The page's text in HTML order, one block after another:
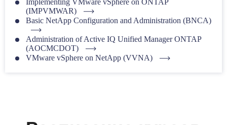
Implementing VMware vSphere on ONTAP
(IMPVMWAR)
Basic NetApp Configuration and Administration (BNCA)
Administration of Active IQ Unified Manager ONTAP
(AOCMCDOT)
VMware vSphere on NetApp (VVNA)